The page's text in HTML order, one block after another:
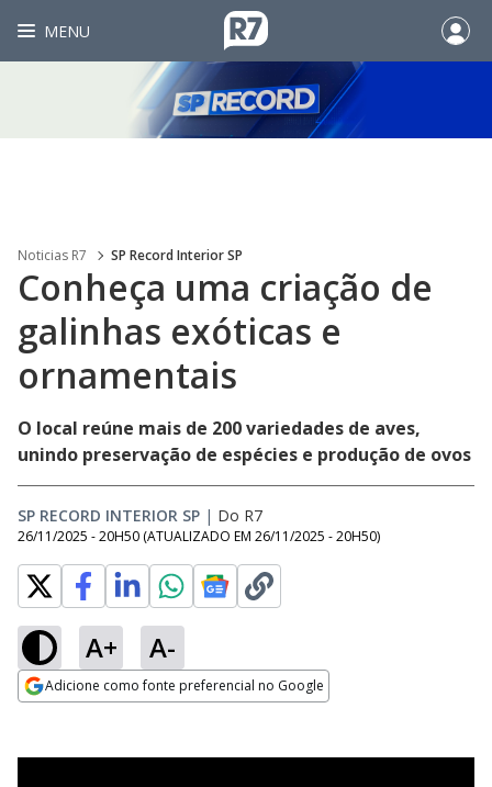
MENU
Noticias R7 SP Record Interior SP
Conheça uma criação de
galinhas exóticas e
ornamentais
O local reúne mais de 200 variedades de aves,
unindo preservação de espécies e produção de ovos
SP RECORD INTERIOR SP | Do R7
26/11/2025 - 20H50 (ATUALIZADO EM 26/11/2025 - 20H50)
A+ A-
Adicione como fonte preferencial no Google